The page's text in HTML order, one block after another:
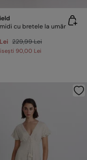
cu bretele la umăr
229,99 Lei
90,00 Lei